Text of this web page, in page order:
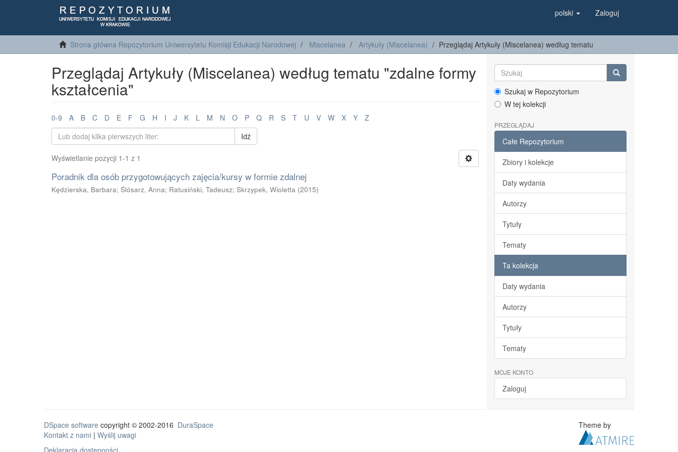
polski Zaloguj
Strona główna Repozytorium Uniwersytetu Komisji Edukacji Narodowej Miscelanea Artykuły (Miscelanea) Przeglądaj Artykuły (Miscelanea) według tematu
Przeglądaj Artykuły (Miscelanea) według tematu "zdalne formy
kształcenia"
0-9 A B C D E F G H I J K L M N O P Q R S T U V W X Y
Z
Idź
Wyświetlanie pozycji 1-1 z 1
Poradnik dla osób przygotowujących zajęcia/kursy w formie zdalnej
Kędzierska, Barbara; Ślósarz, Anna; Ratusiński, Tadeusz; Skrzypek, Wioletta (2015)
Szukaj w Repozytorium
W tej kolekcji
PRZEGLĄDAJ
Całe Repozytorium
Zbiory i kolekcje
Daty wydania
Autorzy
Tytuły
Tematy
Ta kolekcja
Daty wydania
Autorzy
Tytuły
Tematy
MOJE KONTO
Zaloguj
DSpace software copyright © 2002-2016 DuraSpace
Kontakt z nami | Wyślij uwagi
Deklaracja dostępności
Theme by